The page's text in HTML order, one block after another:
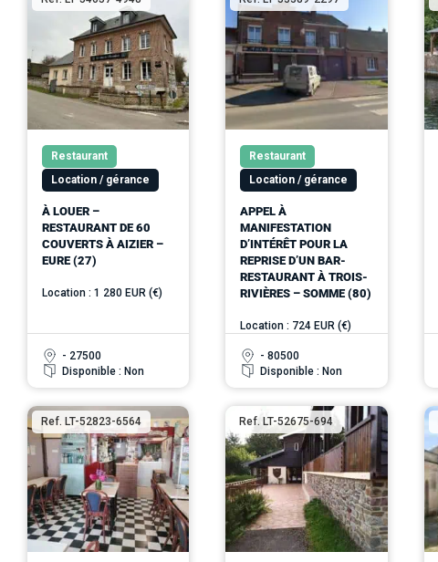
Restaurant
Location / gérance
À LOUER –
RESTAURANT DE 60
COUVERTS À AIZIER –
EURE (27)
Location : 1 280 EUR (€)
- 27500
Disponible : Non
Restaurant
Location / gérance
APPEL À
MANIFESTATION
D’INTÉRÊT POUR LA
REPRISE D’UN BAR-
RESTAURANT À TROIS-
RIVIÈRES – SOMME (80)
Location : 724 EUR (€)
- 80500
Disponible : Non
Ref. LT-52823-6564 Ref. LT-52675-694